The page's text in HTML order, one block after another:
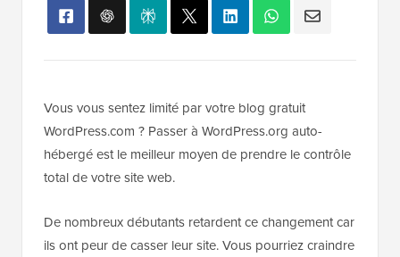
Vous vous sentez limité par votre blog gratuit
WordPress.com ? Passer à WordPress.org auto-
hébergé est le meilleur moyen de prendre le contrôle
total de votre site web.
De nombreux débutants retardent ce changement car
ils ont peur de casser leur site. Vous pourriez craindre